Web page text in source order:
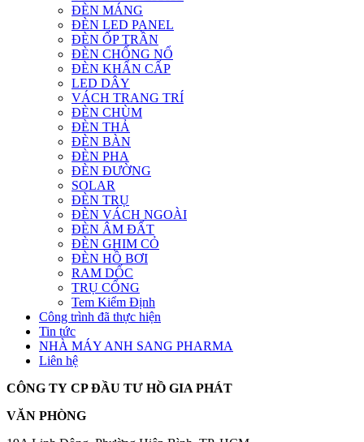
ĐÈN MÁNG
ĐÈN LED PANEL
ĐÈN ỐP TRẦN
ĐÈN CHỐNG NỔ
ĐÈN KHẨN CẤP
LED DÂY
VÁCH TRANG TRÍ
ĐÈN CHÙM
ĐÈN THẢ
ĐÈN BÀN
ĐÈN PHA
ĐÈN ĐƯỜNG
SOLAR
ĐÈN TRỤ
ĐÈN VÁCH NGOÀI
ĐÈN ÂM ĐẤT
ĐÈN GHIM CỎ
ĐÈN HỒ BƠI
RAM DỐC
TRỤ CỔNG
Tem Kiểm Định
Công trình đã thực hiện
Tin tức
NHÀ MÁY ANH SANG PHARMA
Liên hệ
CÔNG TY CP ĐẦU TƯ HỒ GIA PHÁT
VĂN PHÒNG